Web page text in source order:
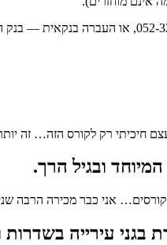
חיכיתי רק לקורס הזה… זה
ובגיל הרך.
אני כבר מכירה הרבה
בגני עירייה בשדרות